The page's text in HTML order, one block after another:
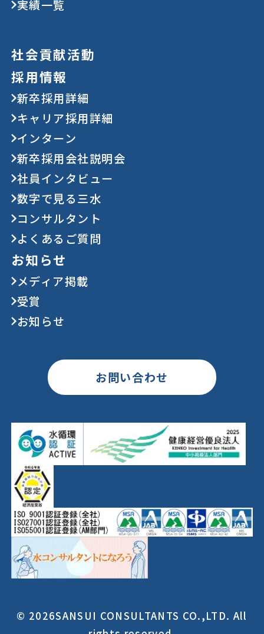
実績一覧
社会貢献活動
採用情報
新卒採用詳細
キャリア採用詳細
インターン
新卒採用会社説明会
社員インタビュー
数字で見る三水
コンサルタント
よくあるご質問
お知らせ
メディア掲載
受賞
お知らせ
お問い合わせ
© 2026SANSUI CONSULTANTS CO.,LTD. All